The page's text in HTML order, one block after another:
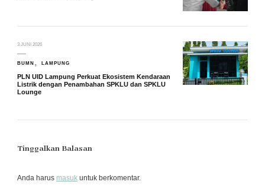
3 JUNI 2026
BUMN LAMPUNG
PLN UID Lampung Perkuat Ekosistem Kendaraan
Listrik dengan Penambahan SPKLU dan SPKLU
Lounge
Tinggalkan Balasan
Anda harus masuk untuk berkomentar.